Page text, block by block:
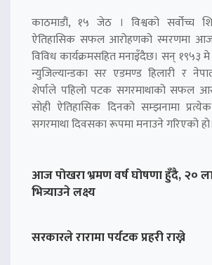
काठमाडौं, १५ जेठ । विश्वको सर्वोच्च
ऐतिहासिक सफल आरोहणको स्मरणमा
विविध कार्यक्रमसहित मनाइँदैछ। सन् १९५३
न्युजिल्यान्डका सर एडमण्ड हिलारी र
शेर्पाले पहिलो पटक सगरमाथाको सफल
सोही ऐतिहासिक दिनको सम्झनामा
सगरमाथा दिवसका रूपमा मनाउने गरिएको
आज पोखरा भ्रमण वर्ष घोषणा हुँदै, २०
भित्र्याउने लक्ष्य
सरकारले रारामा पर्यटक प्रहरी राख्ने